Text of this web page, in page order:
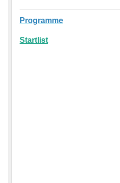
Programme
Startlist